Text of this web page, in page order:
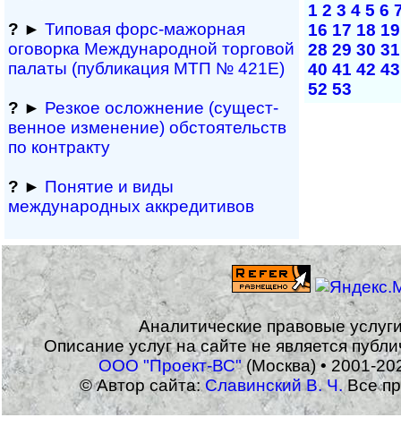
? ► Типовая форс-мажор­ная
оговорка Междуна­род­ной торговой
палаты (публикация МТП № 421Е)
? ► Резкое осложнение (сущест­
вен­ное измене­ние) обсто­ятельств
по контракту
? ► Понятие и виды
международных аккредитивов
1 2 3 4 5 6
16 17 18 19
28 29 30 31
40 41 42 43
52 53
Аналитические правовые
Описание услуг на сайте не является
ООО "Проект-ВС"(Москва) • 2001-
© Автор сайта:Славинский В. Ч.Все